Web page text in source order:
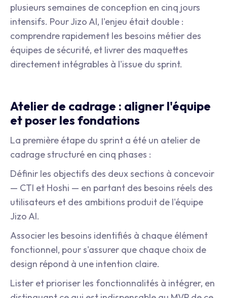
plusieurs semaines de conception en cinq jours
intensifs. Pour Jizo AI, l'enjeu était double :
comprendre rapidement les besoins métier des
équipes de sécurité, et livrer des maquettes
directement intégrables à l'issue du sprint.
Atelier de cadrage : aligner l'équipe
et poser les fondations
La première étape du sprint a été un atelier de
cadrage structuré en cinq phases :
Définir les objectifs des deux sections à concevoir
— CTI et Hoshi — en partant des besoins réels des
utilisateurs et des ambitions produit de l'équipe
Jizo AI.
Associer les besoins identifiés à chaque élément
fonctionnel, pour s'assurer que chaque choix de
design répond à une intention claire.
Lister et prioriser les fonctionnalités à intégrer, en